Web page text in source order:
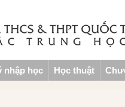
nhập học Học thuật